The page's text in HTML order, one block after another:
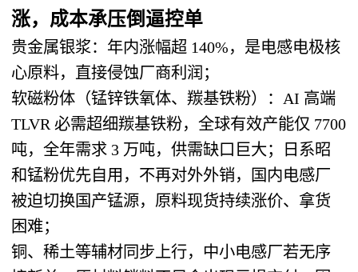
涨，成本承压倒逼控单
贵金属银浆：年内涨幅超 140%，是电感电极核
心原料，直接侵蚀厂商利润；
软磁粉体（锰锌铁氧体、羰基铁粉）
：AI 高端
TLVR 必需超细羰基铁粉，全球有效产能仅 7700
吨，全年需求 3 万吨，供需缺口巨大；日系昭
和锰粉优先自用，不再对外外销，国内电感厂
被迫切换国产锰源，原料现货持续涨价、拿货
困难；
铜、稀土等辅材同步上行，中小电感厂若无序